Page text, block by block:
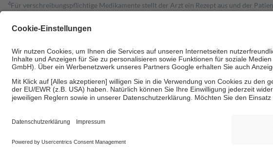
4Für verschreibungspflichtige Medikamente stellt der Arzt ein Rezept aus und der
Grundsätzlich leisten Mitglieder Zuzahlungen in Höhe von zehn Prozent des
Bei Heilmitteln und häuslicher Krankenpflege beträgt die Zuzahlung zehn Prozent der
Um das Engagement der Versicherten für ihre eigene Gesundheit zu stärken und die
• Untersuchungen zur Vorsorge und Früherkennung, die von der GKV getragen werden
• empfohlenen Schutzimpfungen
Wir nutzen Trusted Shops als unabhängigen Dienstleister für die Einholung von